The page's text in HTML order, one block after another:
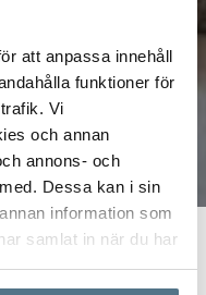
att anpassa innehåll
funktioner för
Vi
och annan
annons- och
Dessa kan i sin
information som
samlat in när du har